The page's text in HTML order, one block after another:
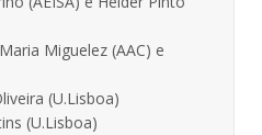
Maria Miguelez (AAC) e
(U.Lisboa)
(U.Lisboa)